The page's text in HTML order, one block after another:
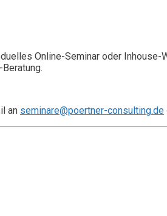
Online-Seminar oder
an seminare@poertner-consulting.de